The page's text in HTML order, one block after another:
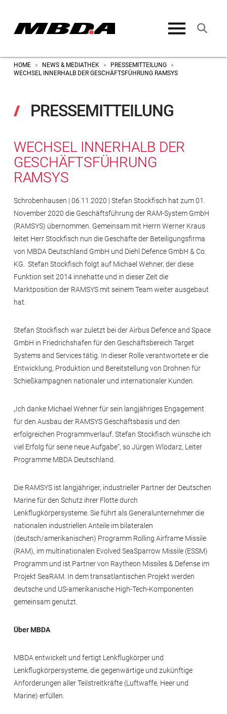
HOME » NEWS & MEDIATHEK » PRESSEMITTEILUNG
»
WECHSEL INNERHALB DER GESCHÄFTSFÜHRUNG RAMSYS
PRESSEMITTEILUNG
WECHSEL INNERHALB DER
GESCHÄFTSFÜHRUNG
RAMSYS
Schrobenhausen | 06.11.2020 | Stefan Stockfisch hat zum 01.
November 2020 die Geschäftsführung der RAM-System GmbH
(RAMSYS) übernommen. Gemeinsam mit Herrn Werner Kraus
leitet Herr Stockfisch nun die Geschäfte der Beteiligungsfirma
von MBDA Deutschland GmbH und Diehl Defence GmbH & Co.
KG. Stefan Stockfisch folgt auf Michael Wehner, der diese
Funktion seit 2014 innehatte und in dieser Zeit die
Marktposition der RAMSYS mit seinem Team weiter ausgebaut
hat.
Stefan Stockfisch war zuletzt bei der Airbus Defence and Space
GmbH in Friedrichshafen für den Geschäftsbereich Target
Systems and Services tätig. In dieser Rolle verantwortete er die
Entwicklung, Produktion und Bereitstellung von Drohnen für
Schießkampagnen nationaler und internationaler Kunden.
„Ich danke Michael Wehner für sein langjähriges Engagement
für den Ausbau der RAMSYS Geschäftsbasis und den
erfolgreichen Programmverlauf. Stefan Stockfisch wünsche ich
viel Erfolg für seine neue Aufgabe“, so Jürgen Wlodarz, Leiter
Programme MBDA Deutschland.
Die RAMSYS ist langjähriger, industrieller Partner der Deutschen
Marine für den Schutz ihrer Flotte durch
Lenkflugkörpersysteme. Sie führt als Generalunternehmer die
nationalen industriellen Anteile im bilateralen
(deutsch/amerikanischen) Programm Rolling Airframe Missile
(RAM), im multinationalen Evolved SeaSparrow Missile (ESSM)
Programm und ist Partner von Raytheon Missiles & Defense im
Projekt SeaRAM. In dem transatlantischen Projekt werden
deutsche und US-amerikanische High-Tech-Komponenten
gemeinsam genutzt.
Über MBDA
MBDA entwickelt und fertigt Lenkflugkörper und
Lenkflugkörpersysteme, die gegenwärtige und zukünftige
Anforderungen aller Teilstreitkräfte (Luftwaffe, Heer und
Marine) erfüllen.